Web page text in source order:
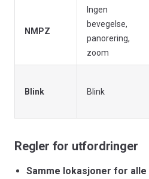
NMPZ
Ingen
bevegelse,
panorering,
zoom
Blink Blink
Regler for utfordringer
Samme lokasjoner for alle